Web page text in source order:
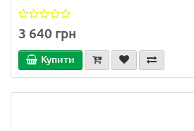
3 640 грн
Купити